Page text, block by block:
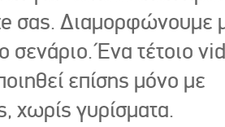
σας. Διαμορφώνουμε
σενάριο. Ένα τέτοιο
επίσης μόνο με
χωρίς γυρίσματα.